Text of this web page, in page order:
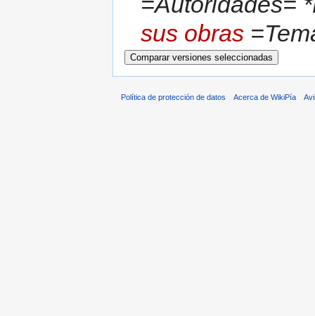
sus obras
Política de protección de datos Acerca de WikiPía